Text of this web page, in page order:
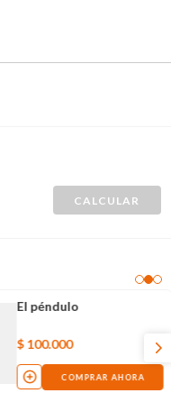
El péndulo
$ 100.000
COMPRAR AHORA